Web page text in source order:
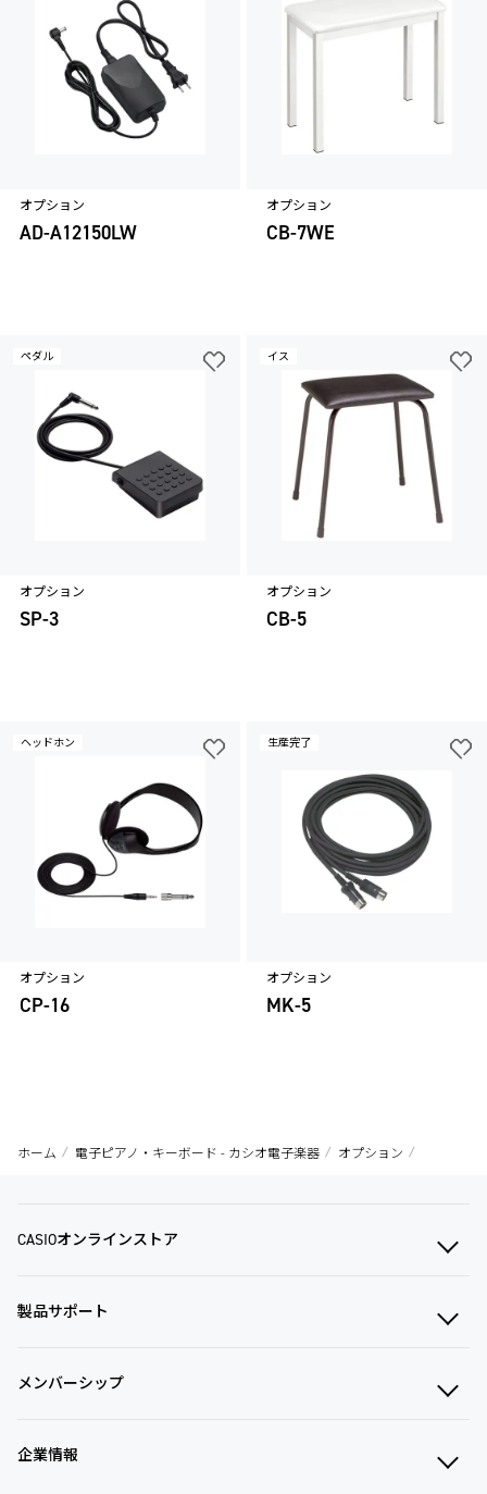
オプション
AD-A12150LW
オプション
CB-7WE
ペダル
オプション
SP-3
イス
オプション
CB-5
ヘッドホン
オプション
CP-16
生産完了
オプション
MK-5
ホーム 電子ピアノ・キーボード - カシオ電子楽器 オプション
CASIOオンラインストア
製品サポート
メンバーシップ
企業情報